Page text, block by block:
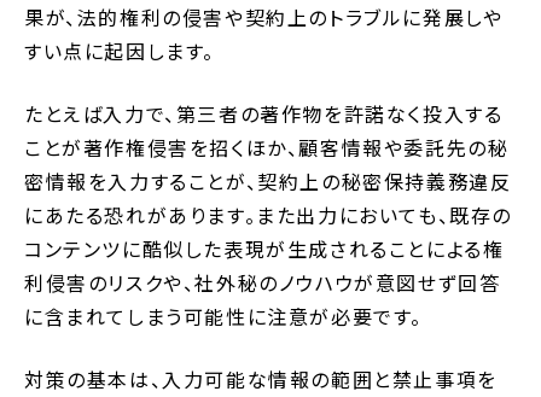
果が、法的権利の侵害や契約上のトラブルに発展しや
すい点に起因します。
たとえば入力で、第三者の著作物を許諾なく投入する
ことが著作権侵害を招くほか、顧客情報や委託先の秘
密情報を入力することが、契約上の秘密保持義務違反
にあたる恐れがあります。また出力においても、既存の
コンテンツに酷似した表現が生成されることによる権
利侵害のリスクや、社外秘のノウハウが意図せず回答
に含まれてしまう可能性に注意が必要です。
対策の基本は、入力可能な情報の範囲と禁止事項を